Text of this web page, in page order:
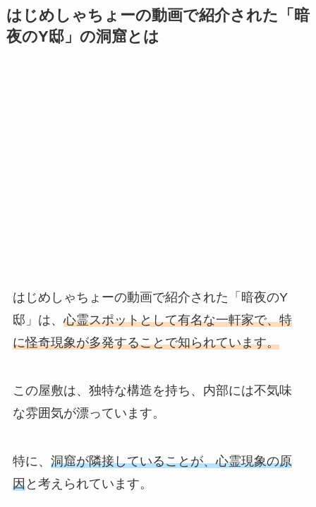
はじめしゃちょーの動画で紹介された「暗
夜のY邸」の洞窟とは
はじめしゃちょーの動画で紹介された「暗夜のY
邸」は、心霊スポットとして有名な一軒家で、特
に怪奇現象が多発することで知られています。
この屋敷は、独特な構造を持ち、内部には不気味
な雰囲気が漂っています。
特に、 洞窟が隣接していることが、心霊現象の原
因と考えられています。